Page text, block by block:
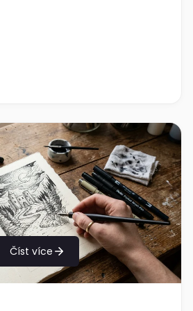
Číst více